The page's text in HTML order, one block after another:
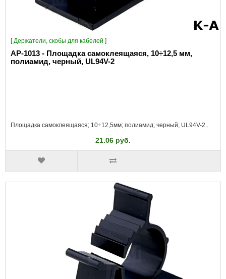
[Держатели, скобы для кабелей ]
AP-1013 - Площадка самоклеящаяся, 10÷12,5 мм,
полиамид, черный, UL94V-2
Площадка самоклеящаяся; 10÷12,5мм; полиамид; черный; UL94V-2..
21.06 руб.